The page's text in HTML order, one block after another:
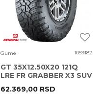
Gume 1059182
GT 35X12.50X20 121Q
LRE FR GRABBER X3 SUV
62.369,00 RSD